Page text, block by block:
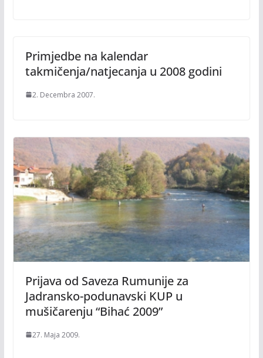
Primjedbe na kalendar
takmičenja/natjecanja u 2008 godini
2. Decembra 2007.
Prijava od Saveza Rumunije za
Jadransko-podunavski KUP u
mušičarenju “Bihać 2009”
27. Maja 2009.